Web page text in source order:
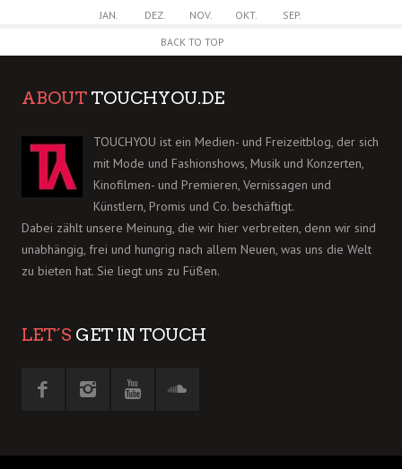
JAN. DEZ. NOV. OKT.
SEP.
BACK TO TOP
ABOUT TOUCHYOU.DE
TOUCHYOU ist ein Medien- und Freizeitblog, der sich
mit Mode und Fashionshows, Musik und Konzerten,
Kinofilmen- und Premieren, Vernissagen und
Künstlern, Promis und Co. beschäftigt.
Dabei zählt unsere Meinung, die wir hier verbreiten, denn wir sind
unabhängig, frei und hungrig nach allem Neuen, was uns die Welt
zu bieten hat. Sie liegt uns zu Füßen.
LET´S GET IN TOUCH